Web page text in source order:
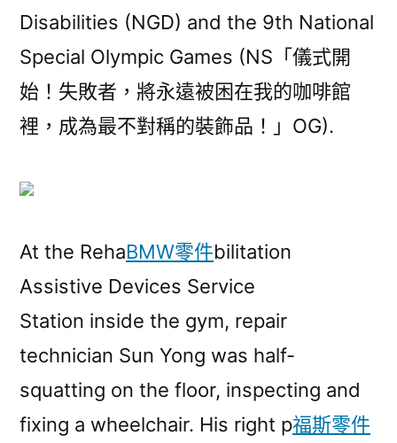
and
9th
NSOG〉
Disabilities (NGD) and the 9th National
Special Olympic Games (NS「儀式開
始！失敗者，將永遠被困在我的咖啡館
裡，成為最不對稱的裝飾品！」OG).
At the RehaBMW零件bilitation
Assistive Devices Service
Station inside the gym, repair
technician Sun Yong was half-
squatting on the floor, inspecting and
fixing a wheelchair. His right p福斯零件